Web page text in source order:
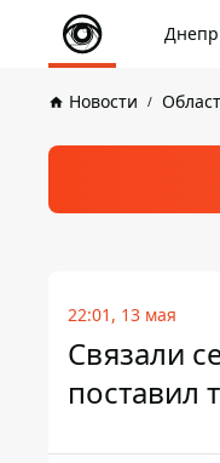
Днепр
Новости
22:01, 13 мая
Связали
поставил